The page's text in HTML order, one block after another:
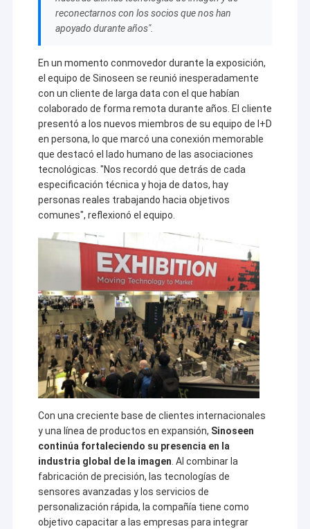
reconectarnos con los socios que nos han
apoyado durante años".
En un momento conmovedor durante la exposición,
el equipo de Sinoseen se reunió inesperadamente
con un cliente de larga data con el que habían
colaborado de forma remota durante años. El cliente
presentó a los nuevos miembros de su equipo de I+D
en persona, lo que marcó una conexión memorable
que destacó el lado humano de las asociaciones
tecnológicas. "Nos recordó que detrás de cada
especificación técnica y hoja de datos, hay
personas reales trabajando hacia objetivos
comunes", reflexionó el equipo.
Con una creciente base de clientes internacionales
y una línea de productos en expansión, Sinoseen
continúa fortaleciendo su presencia en la
industria global de la imagen. Al combinar la
fabricación de precisión, las tecnologías de
sensores avanzadas y los servicios de
personalización rápida, la compañía tiene como
objetivo capacitar a las empresas para integrar